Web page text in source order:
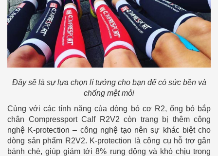
Đây sẽ là sự lựa chọn lí tưởng cho bạn để có sức bền và
chống mệt mỏi
Cùng với các tính năng của dòng bó cơ R2, ống bó bắp
chân Compressport Calf R2V2 còn trang bị thêm công
nghệ K-protection – công nghệ tạo nên sự khác biệt cho
dòng sản phẩm R2V2. K-protection là công cụ hỗ trợ gân
bánh chè, giúp giảm tới 8% rung động và khó chịu trong